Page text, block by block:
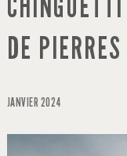
DE
JANVIER 2024